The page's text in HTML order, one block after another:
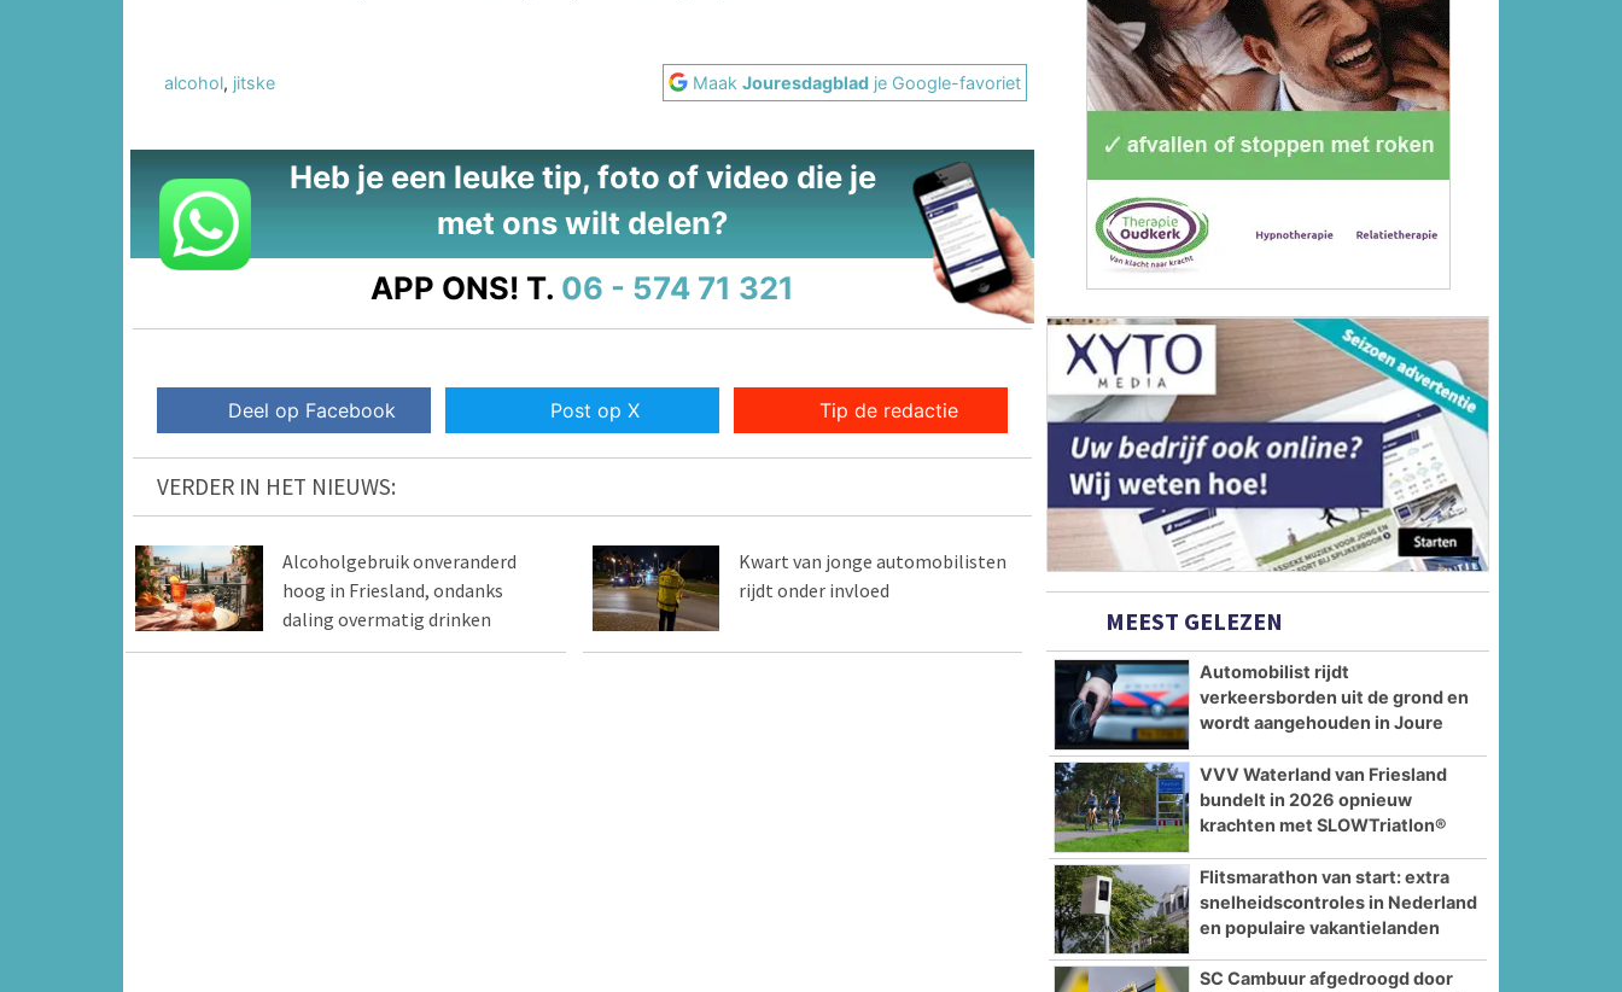
alcohol, jitske MaakJouresdagblad je Google-favoriet
Heb je een leuke tip, foto of video die je
met ons wilt delen?
APP ONS! T. 06 - 574 71 321
Deel op Facebook Post op X Tip de redactie
VERDER IN HET NIEUWS:
Alcoholgebruik onveranderd
hoog in Friesland, ondanks
daling overmatig drinken
Kwart van jonge automobilisten
rijdt onder invloed
MEEST GELEZEN
Automobilist rijdt
verkeersborden uit de grond en
wordt aangehouden in Joure
VVV Waterland van Friesland
bundelt in 2026 opnieuw
krachten met SLOWTriatlon®
Flitsmarathon van start: extra
snelheidscontroles in Nederland
en populaire vakantielanden
SC Cambuur afgedroogd door